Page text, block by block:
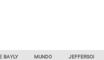
BAYLY MUNDO JEFFERSON